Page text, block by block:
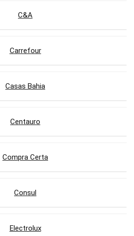
C&A
Carrefour
Casas Bahia
Centauro
Compra Certa
Consul
Electrolux